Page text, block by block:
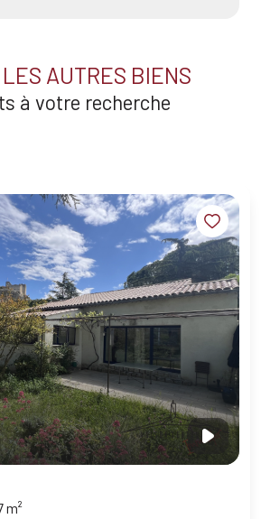
AUTRES BIENS
à votre recherche
m²